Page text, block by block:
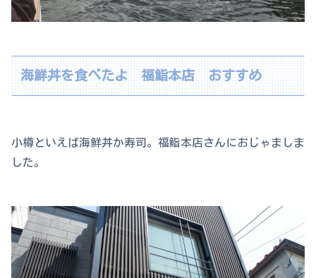
海鮮丼を食べたよ 福鮨本店 おすすめ
小樽といえば海鮮丼か寿司。福鮨本店さんにおじゃましま
した。